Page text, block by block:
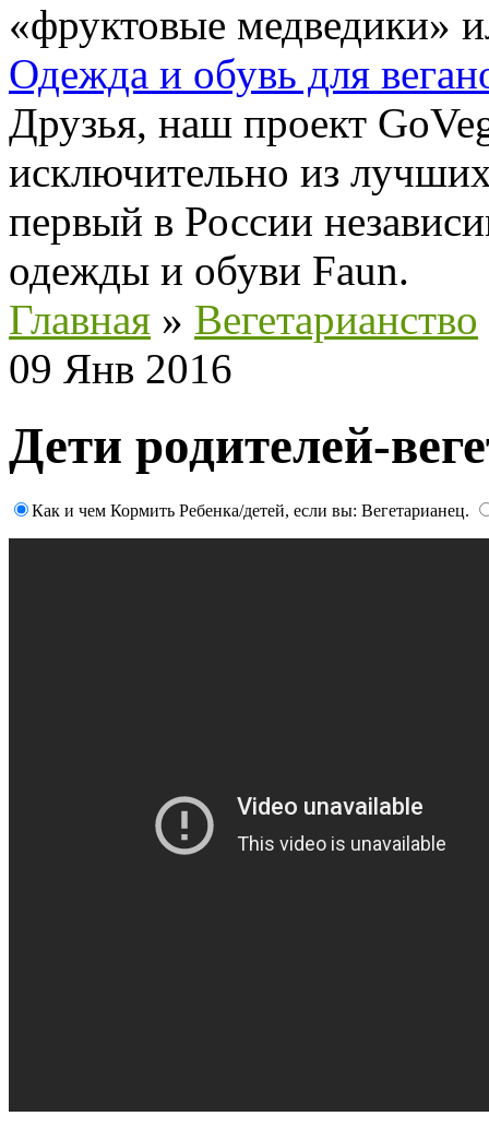
«фруктовые медведики»
Одежда и обувь для
Друзья, наш проект
исключительно из
первый в России
одежды и обуви Faun.
Главная » Вегетарианство
09 Янв 2016
Дети родителей-
Как и чем Кормить Ребенка/детей, если вы: Вегетарианец.